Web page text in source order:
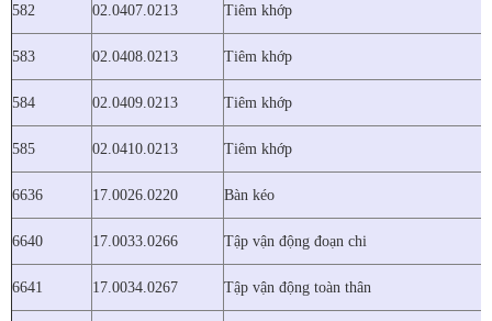
582 02.0407.0213 Tiêm khớp
583 02.0408.0213 Tiêm khớp
584 02.0409.0213 Tiêm khớp
585 02.0410.0213 Tiêm khớp
6636 17.0026.0220 Bàn kéo
6640 17.0033.0266 Tập vận động đoạn chi
6641 17.0034.0267 Tập vận động toàn thân